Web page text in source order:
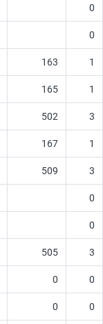
0
0
163 1
165 1
502 3
167 1
509 3
0
0
505 3
0 0
0 0